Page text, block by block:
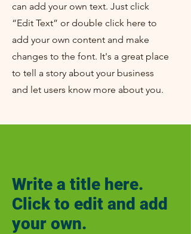
can add your own text. Just click
“Edit Text” or double click here to
add your own content and make
changes to the font. It's a great place
to tell a story about your business
and let users know more about you.
Write a title here.
Click to edit and add
your own.